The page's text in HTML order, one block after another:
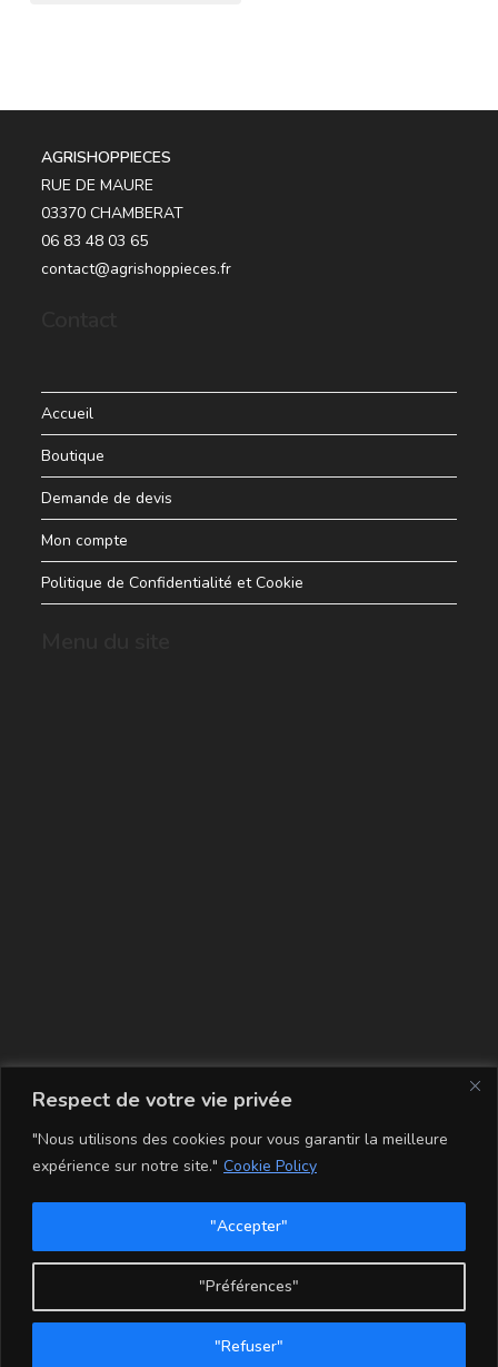
Respect de votre vie privée
"Nous utilisons des cookies pour vous garantir la meilleure
expérience sur notre site." Cookie Policy
"Préférences"
"Refuser"
"Accepter"
AGRISHOPPIECES
RUE DE MAURE
03370 CHAMBERAT
06 83 48 03 65
contact@agrishoppieces.fr
Accueil
Boutique
Demande de devis
Mon compte
Politique de Confidentialité et Cookie
La carte
Conditions Générales de Vente Mentions légales
Mon compte
Politique de Confidentialité et Cookie
Copyright - WordPress Theme by OceanWP